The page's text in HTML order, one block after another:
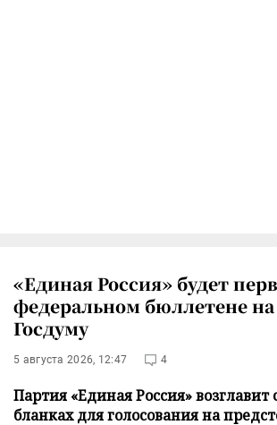
«Единая Россия» будет
федеральном бюллетене
Госдуму
5 августа 2026, 12:47 4
Партия «Единая Россия» возглавит
бланках для голосования на